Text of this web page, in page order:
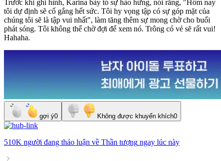
Trước khi ghi hình, Karina bày tỏ sự hào hứng, nói rằng, "Hôm nay
tôi dự định sẽ cố gắng hết sức. Tôi hy vọng tập có sự góp mặt của
chúng tôi sẽ là tập vui nhất", làm tăng thêm sự mong chờ cho buổi
phát sóng. Tôi không thể chờ đợi để xem nó. Trông có vẻ sẽ rất vui!
Hahaha.
gợi ý0 Không được khuyến khích0
510K người đang thảo luận về Thần tượng ngay lúc này